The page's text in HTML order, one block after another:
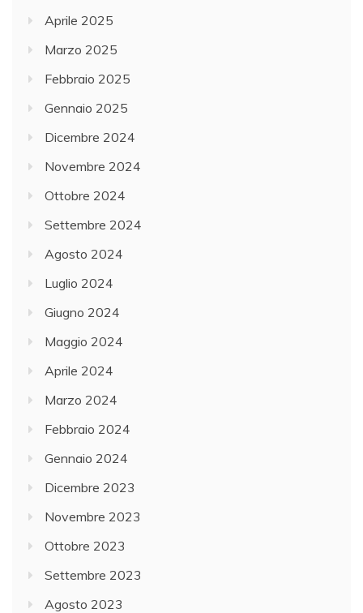
Aprile 2025
Marzo 2025
Febbraio 2025
Gennaio 2025
Dicembre 2024
Novembre 2024
Ottobre 2024
Settembre 2024
Agosto 2024
Luglio 2024
Giugno 2024
Maggio 2024
Aprile 2024
Marzo 2024
Febbraio 2024
Gennaio 2024
Dicembre 2023
Novembre 2023
Ottobre 2023
Settembre 2023
Agosto 2023